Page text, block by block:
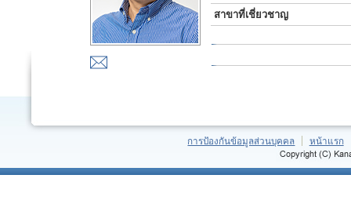
สาขาที่เชี่ยวชาญ
การป้องกันข้อมูลส่วนบุคคล หน้าแรก